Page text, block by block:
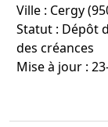
Ville : Cergy
Statut : Dépôt
des créances
Mise à jour :